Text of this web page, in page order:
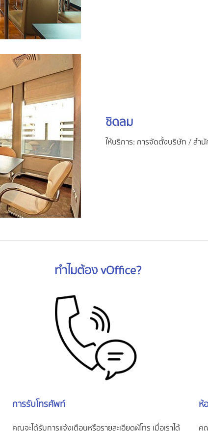
ชิดลม
ให้บริการ: การจัดตั้งบริษัท / สำ
ทำไมต้อง vOffice?
การรับโทรศัพท์
คุณจะได้รับการแจ้งเตือนหรือรายละเอียดผู้โทร เมื่อเราได้
ห้
คุ